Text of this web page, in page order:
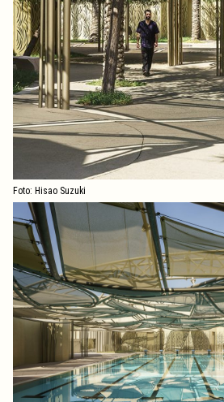
Foto: Hisao Suzuki